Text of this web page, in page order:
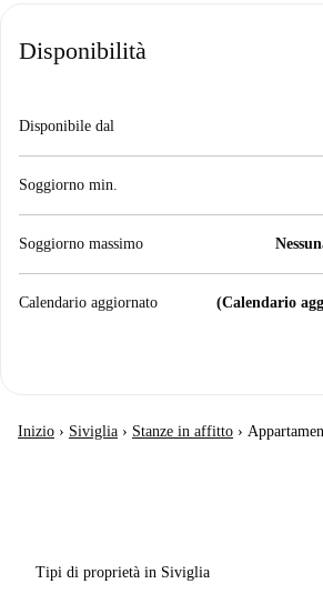
Disponibilità
Disponibile dal
Soggiorno min.
Soggiorno massimo
Calendario aggiornato (Calendario
Inizio › Siviglia › Stanze in affitto ›
Tipi di proprietà in Siviglia